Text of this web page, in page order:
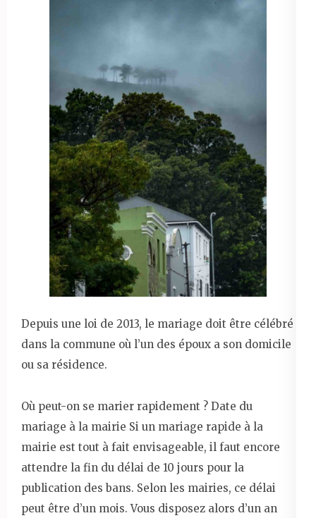
Depuis une loi de 2013, le mariage doit être célébré
dans la commune où l’un des époux a son domicile
ou sa résidence.
Où peut-on se marier rapidement ? Date du
mariage à la mairie Si un mariage rapide à la
mairie est tout à fait envisageable, il faut encore
attendre la fin du délai de 10 jours pour la
publication des bans. Selon les mairies, ce délai
peut être d’un mois. Vous disposez alors d’un an